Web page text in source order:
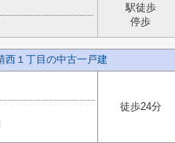
駅徒歩
停歩
西１丁目の中古一戸建
徒歩24分